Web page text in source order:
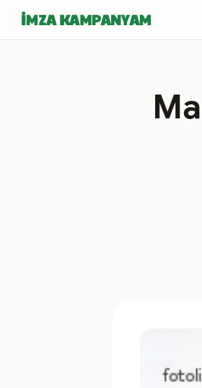
İMZA KAMPANYAM